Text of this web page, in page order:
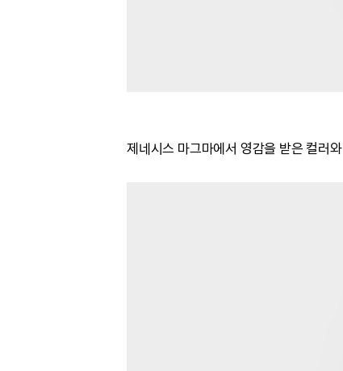
제네시스 마그마에서 영감을 받은 컬러와